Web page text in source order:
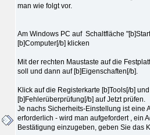
man wie folgt vor.
Am Windows PC auf Schaltfläche
[b]Computer[/b] klicken
Mit der rechten Maustaste auf die
soll und dann auf [b]Eigenschaften[/b].
Klick auf die Registerkarte [b]Tools[/b]
[b]Fehlerüberprüfung[/b] auf Jetzt prüfen.
Je nachs Sicherheits-Einstellung ist eine
erforderlich - wird man aufgefordert , ein
Bestätigung einzugeben, geben Sie das